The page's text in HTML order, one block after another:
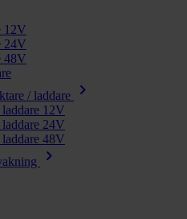
12V
24V
48V
/ laddare
chevron_right
12V
24V
48V
chevron_right